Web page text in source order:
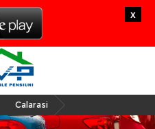
x
Toggle
navigation
Calarasi